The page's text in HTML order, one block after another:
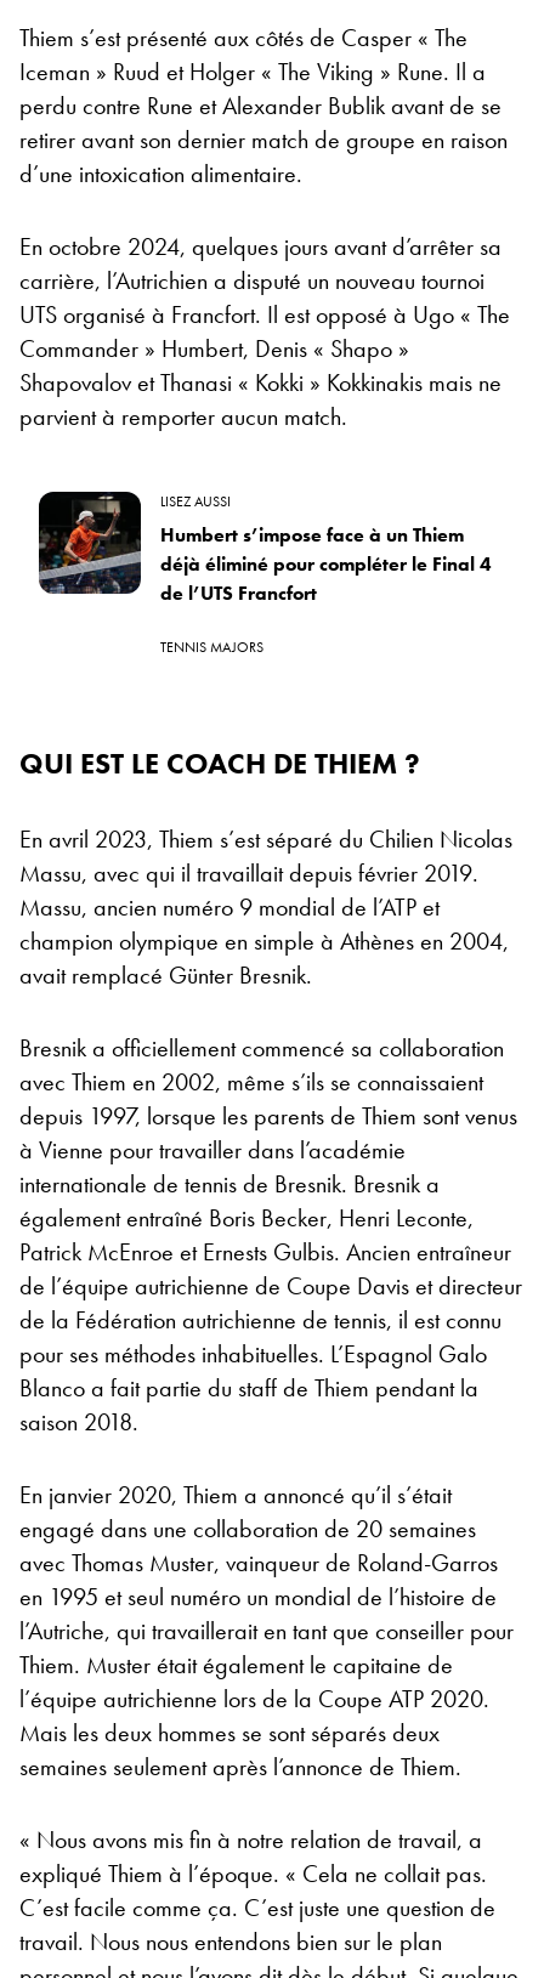
Thiem s’est présenté aux côtés de Casper « The
Iceman » Ruud et Holger « The Viking » Rune. Il a
perdu contre Rune et Alexander Bublik avant de se
retirer avant son dernier match de groupe en raison
d’une intoxication alimentaire.
En octobre 2024, quelques jours avant d’arrêter sa
carrière, l’Autrichien a disputé un nouveau tournoi
UTS organisé à Francfort. Il est opposé à Ugo « The
Commander » Humbert, Denis « Shapo »
Shapovalov et Thanasi « Kokki » Kokkinakis mais ne
parvient à remporter aucun match.
LISEZ AUSSI
Humbert s’impose face à un Thiem
déjà éliminé pour compléter le Final 4
de l’UTS Francfort
TENNIS MAJORS
QUI EST LE COACH DE THIEM ?
En avril 2023, Thiem s’est séparé du Chilien Nicolas
Massu, avec qui il travaillait depuis février 2019.
Massu, ancien numéro 9 mondial de l’ATP et
champion olympique en simple à Athènes en 2004,
avait remplacé Günter Bresnik.
Bresnik a officiellement commencé sa collaboration
avec Thiem en 2002, même s’ils se connaissaient
depuis 1997, lorsque les parents de Thiem sont venus
à Vienne pour travailler dans l’académie
internationale de tennis de Bresnik. Bresnik a
également entraîné Boris Becker, Henri Leconte,
Patrick McEnroe et Ernests Gulbis. Ancien entraîneur
de l’équipe autrichienne de Coupe Davis et directeur
de la Fédération autrichienne de tennis, il est connu
pour ses méthodes inhabituelles. L’Espagnol Galo
Blanco a fait partie du staff de Thiem pendant la
saison 2018.
En janvier 2020, Thiem a annoncé qu’il s’était
engagé dans une collaboration de 20 semaines
avec Thomas Muster, vainqueur de Roland-Garros
en 1995 et seul numéro un mondial de l’histoire de
l’Autriche, qui travaillerait en tant que conseiller pour
Thiem. Muster était également le capitaine de
l’équipe autrichienne lors de la Coupe ATP 2020.
Mais les deux hommes se sont séparés deux
semaines seulement après l’annonce de Thiem.
« Nous avons mis fin à notre relation de travail, a
expliqué Thiem à l’époque. « Cela ne collait pas.
C’est facile comme ça. C’est juste une question de
travail. Nous nous entendons bien sur le plan